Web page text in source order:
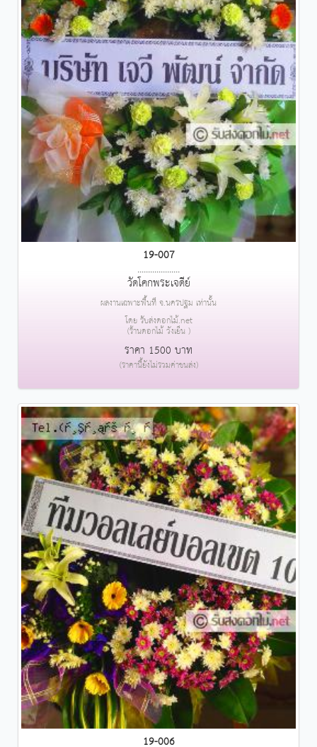
19-007
....................
วัดโคกพระเจดีย์
ผลงานเฉพาะพื้นที่ จ.นครปฐม เท่านั้น
โดย รับส่งดอกไม้.net
(ร้านดอกไม้ วังเย็น )
ราคา 1500 บาท
(ราคานี้ยังไม่รวมค่าขนส่ง)
19-006